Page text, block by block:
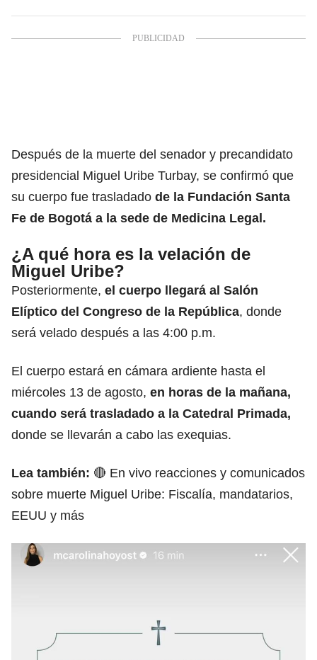
Después de la muerte del senador y precandidato
presidencial Miguel Uribe Turbay, se confirmó que
su cuerpo fue trasladado de la Fundación Santa
Fe de Bogotá a la sede de Medicina Legal.
¿A qué hora es la velación de
Miguel Uribe?
Posteriormente, el cuerpo llegará al Salón
Elíptico del Congreso de la República, donde
será velado después a las 4:00 p.m.
El cuerpo estará en cámara ardiente hasta el
miércoles 13 de agosto, en horas de la mañana,
cuando será trasladado a la Catedral Primada,
donde se llevarán a cabo las exequias.
Lea también: 🔴 En vivo reacciones y comunicados
sobre muerte Miguel Uribe: Fiscalía, mandatarios,
EEUU y más